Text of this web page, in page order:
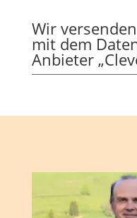
Wir
mit dem
Anbieter